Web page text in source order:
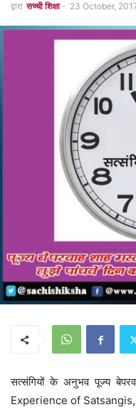
द्वारा सच्ची शिक्षा - 23 October,
सत्संगियों के अनुभव पूज्य
Experience of Satsangis,